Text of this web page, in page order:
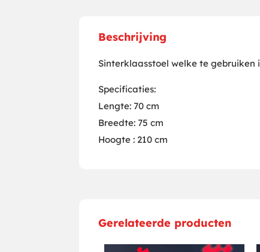
Beschrijving
Sinterklaasstoel welke te gebruiken
Specificaties:
Lengte: 70 cm
Breedte: 75 cm
Hoogte : 210 cm
Gerelateerde producten